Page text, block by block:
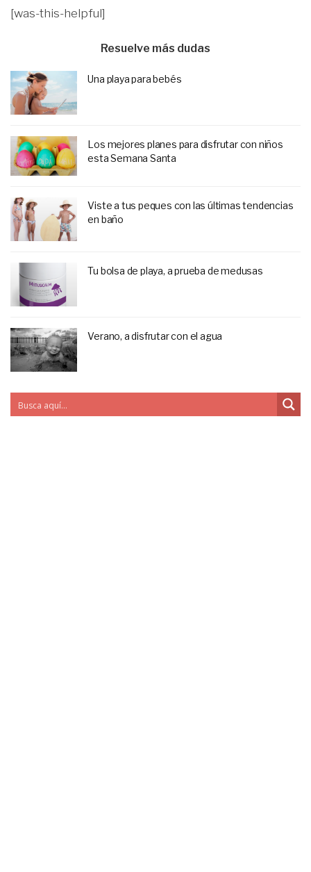
[was-this-helpful]
Resuelve más dudas
Una playa para bebés
Los mejores planes para disfrutar con niños
esta Semana Santa
Viste a tus peques con las últimas tendencias
en baño
Tu bolsa de playa, a prueba de medusas
Verano, a disfrutar con el agua